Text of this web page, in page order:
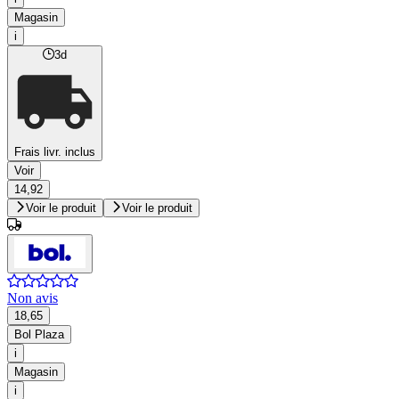
Magasin
i
3d
Frais livr. inclus
Voir
14,92
Voir le produit
Voir le produit
Non avis
18,65
Bol Plaza
i
Magasin
i